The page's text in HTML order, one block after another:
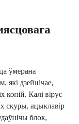
ўмерана
які дзейнічае,
копій. Калі вірус
скуры, ацыклавір
блок,